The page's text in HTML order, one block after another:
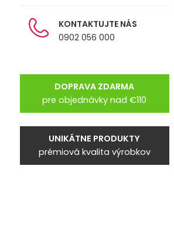
KONTAKTUJTE NÁS
0902 056 000
DOPRAVA ZDARMA
pre objednávky nad €110
UNIKÁTNE PRODUKTY
prémiová kvalita výrobkov